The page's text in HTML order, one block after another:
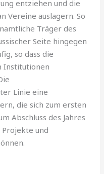
entziehen und die
Vereine auslagern. So
Träger des
Seite hingegen
so dass die
Institutionen
Linie eine
die sich zum ersten
Abschluss des Jahres
und